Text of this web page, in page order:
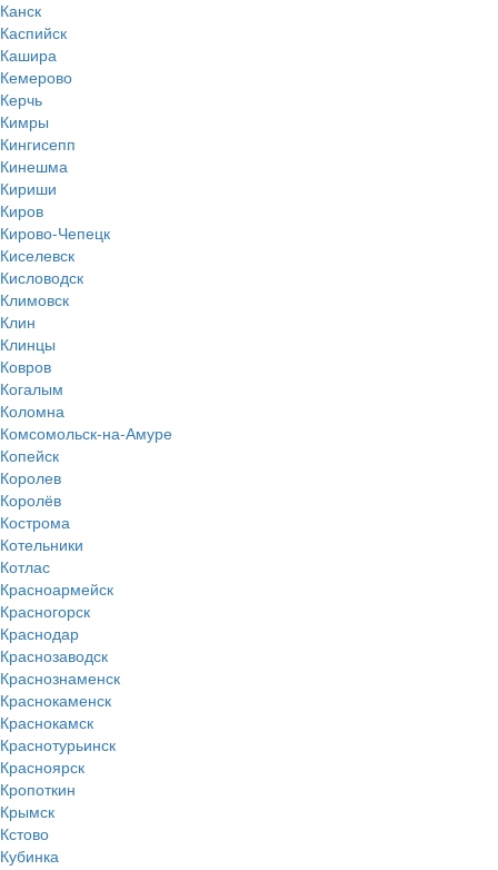
Канск
Каспийск
Кашира
Кемерово
Керчь
Кимры
Кингисепп
Кинешма
Кириши
Киров
Кирово-Чепецк
Киселевск
Кисловодск
Климовск
Клин
Клинцы
Ковров
Когалым
Коломна
Комсомольск-на-Амуре
Копейск
Королев
Королёв
Кострома
Котельники
Котлас
Красноармейск
Красногорск
Краснодар
Краснозаводск
Краснознаменск
Краснокаменск
Краснокамск
Краснотурьинск
Красноярск
Кропоткин
Крымск
Кстово
Кубинка